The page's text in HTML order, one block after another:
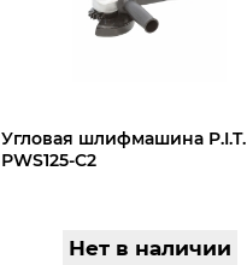
Угловая шлифмашина P.I.T.
РWS125-C2
Нет в наличии